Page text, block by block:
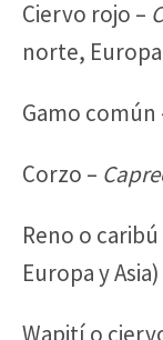
Ciervo rojo –
norte,
Gamo común
Corzo –
Reno o caribú
Europa y Asia)